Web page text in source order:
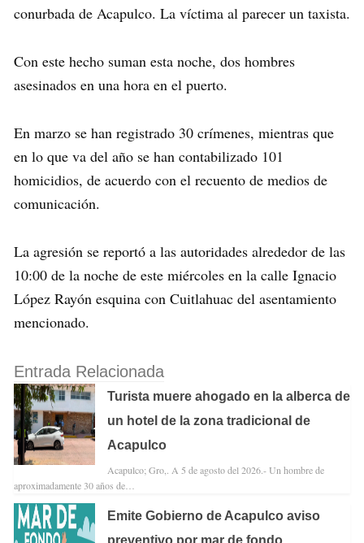
conurbada de Acapulco. La víctima al parecer un taxista.
Con este hecho suman esta noche, dos hombres
asesinados en una hora en el puerto.
En marzo se han registrado 30 crímenes, mientras que
en lo que va del año se han contabilizado 101
homicidios, de acuerdo con el recuento de medios de
comunicación.
La agresión se reportó a las autoridades alrededor de las
10:00 de la noche de este miércoles en la calle Ignacio
López Rayón esquina con Cuitlahuac del asentamiento
mencionado.
Entrada Relacionada
Turista muere ahogado en la alberca de
un hotel de la zona tradicional de
Acapulco
Acapulco; Gro,. A 5 de agosto del 2026.- Un hombre de
aproximadamente 30 años de…
Emite Gobierno de Acapulco aviso
preventivo por mar de fondo